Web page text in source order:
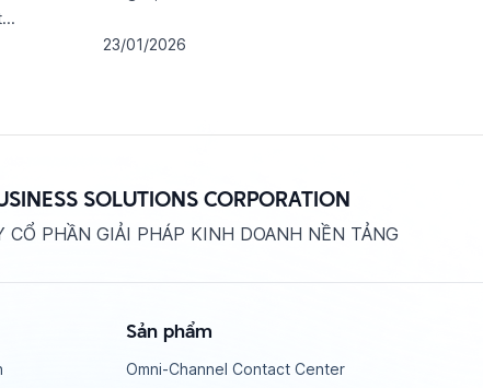
23/01/2026
SOLUTIONS CORPORATION
CỔ PHẦN GIẢI PHÁP KINH DOANH NỀN TẢNG
Sản phẩm
Omni-Channel Contact Center